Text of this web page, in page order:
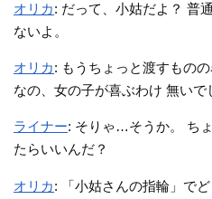
オリカ: だって、小姑だよ？ 普
ないよ。
オリカ: もうちょっと渡すもの
なの、女の子が喜ぶわけ 無いで
ライナー: そりゃ…そうか。 ち
たらいいんだ？
オリカ: 「小姑さんの指輪」で